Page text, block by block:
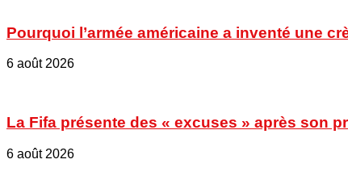
Pourquoi l’armée américaine a inventé une
6 août 2026
La Fifa présente des « excuses » après son
6 août 2026